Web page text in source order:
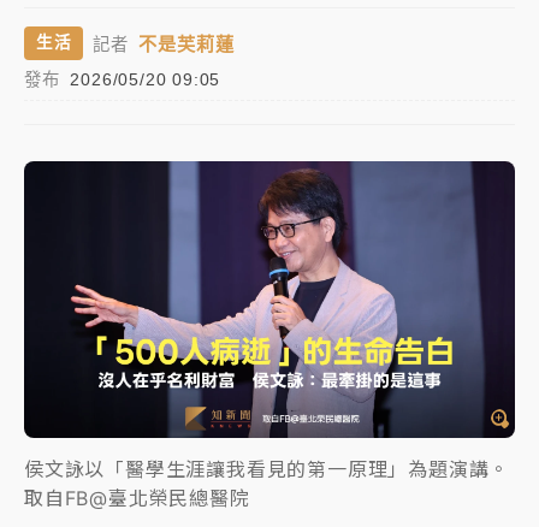
父親節泡湯了！中颱白海豚雨彈轟3天 「紅到發紫」降
雨熱區曝
暑假過三周才推「E宿新北打卡趣」！抽獎程序複雜 觀
中信慈善基金會想增加董事人數！辜仲諒向法院聲請遭
駁 理由曝光
故宮《龍藏經》特展第2檔！今線上預約開賣一度塞車
周六起展出延長至晚上7時
台東農業處長涉圖利渡假村！東檢抗告成功 今重開羈
押庭
父親節泡湯了！中颱白海豚雨彈轟3天 「紅到發紫」降
雨熱區曝
生活 記者 不是芙莉蓮
發布 2026/05/20 09:05
侯文詠以「醫學生涯讓我看見的第一原理」為題演講。
取自FB@臺北榮民總醫院